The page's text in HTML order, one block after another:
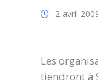
2 avril
Les
tiendront à